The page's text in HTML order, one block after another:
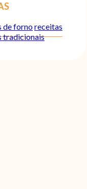
de fornoreceitas
tradicionais